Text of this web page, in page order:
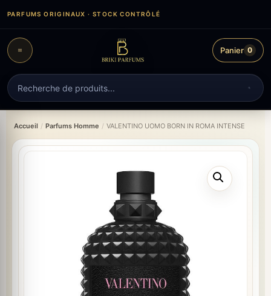
contenu
PARFUMS ORIGINAUX · STOCK CONTRÔLÉ
Recherche
de
produits
Panier 0
Accueil / Parfums Homme / VALENTINO UOMO BORN IN ROMA INTENSE